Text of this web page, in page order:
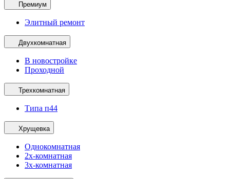
Премиум
Элитный ремонт
Двухкомнатная
В новостройке
Проходной
Трехкомнатная
Типа п44
Хрущевка
Однокомнатная
2х-комнатная
3х-комнатная